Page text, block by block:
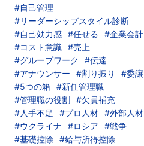
#自己管理
#リーダーシップスタイル診断
#自己効力感 #任せる
#企業会計
#コスト意識 #売上
#グループワーク
#伝達
#アナウンサー
#割り振り
#委譲
#5つの箱 #新任管理職
#管理職の役割 #欠員補充
#人手不足
#プロ人材 #外部人材
#ウクライナ
#ロシア
#戦争
#基礎控除
#給与所得控除